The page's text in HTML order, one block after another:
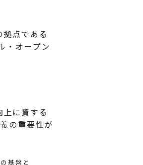
点である
・オープン
に資する
の重要性が
基盤と